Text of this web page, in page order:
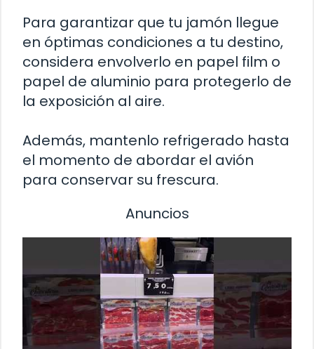
Para garantizar que tu jamón llegue
en óptimas condiciones a tu destino,
considera envolverlo en papel film o
papel de aluminio para protegerlo de
la exposición al aire.
Además, mantenlo refrigerado hasta
el momento de abordar el avión
para conservar su frescura.
Anuncios